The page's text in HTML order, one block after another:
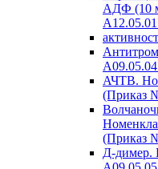
АДФ (10
АЧТВ.
(Приказ
(Приказ
Д-димер.